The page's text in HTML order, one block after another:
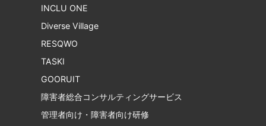
INCLU ONE
Diverse Village
RESQWO
TASKI
GOORUIT
障害者総合コンサルティングサービス
管理者向け・障害者向け研修